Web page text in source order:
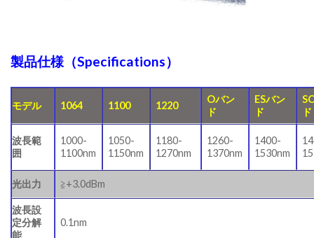
製品仕様（Specifications）
モデル 1064 1100 1220
Oバン
ド
ESバン
ド
ド
波長範
囲
1000-
1100nm
1050-
1150nm
1180-
1270nm
1260-
1370nm
1400-
1530nm
光出力 ≧+3.0dBm
波長設
定分解
能
0.1nm